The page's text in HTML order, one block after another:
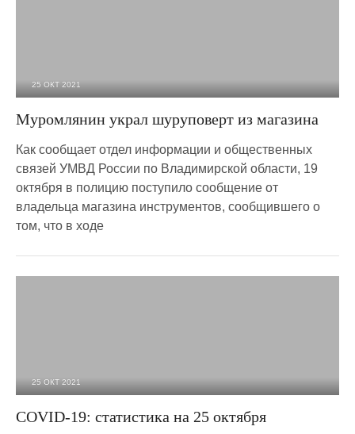
25 ОКТ 2021
Муромлянин украл шуруповерт из магазина
Как сообщает отдел информации и общественных
связей УМВД России по Владимирской области, 19
октября в полицию поступило сообщение от
владельца магазина инструментов, сообщившего о
том, что в ходе
25 ОКТ 2021
COVID-19: статистика на 25 октября